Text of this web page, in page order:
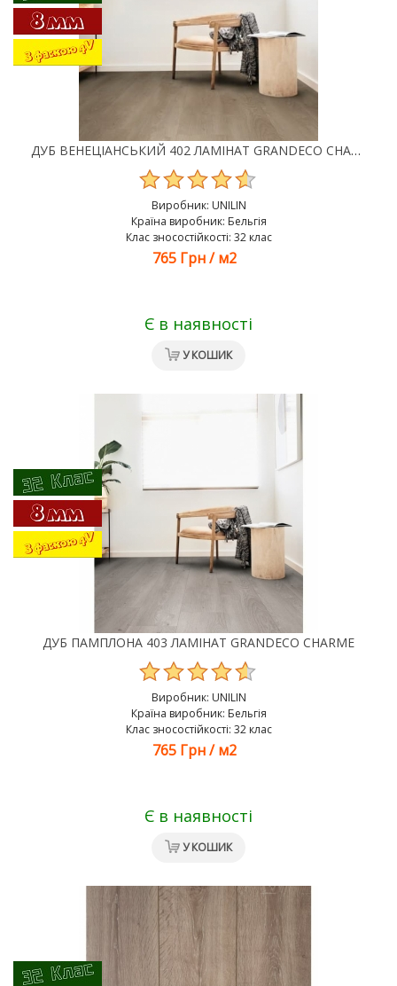
ДУБ ВЕНЕЦІАНСЬКИЙ 402 ЛАМІНАТ GRANDECO CHARME
Виробник: UNILIN
Країна виробник: Бельгія
Клас зносостійкості: 32 клас
765 Грн /м2
Є в наявності
У КОШИК
ДУБ ПАМПЛОНА 403 ЛАМІНАТ GRANDECO CHARME
Виробник: UNILIN
Країна виробник: Бельгія
Клас зносостійкості: 32 клас
765 Грн /м2
Є в наявності
У КОШИК